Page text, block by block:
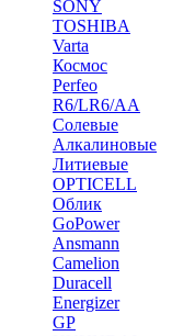
SONY
TOSHIBA
Varta
Космос
Perfeo
R6/LR6/AA
Солевые
Алкалиновые
Литиевые
OPTICELL
Облик
GoPower
Ansmann
Camelion
Duracell
Energizer
GP